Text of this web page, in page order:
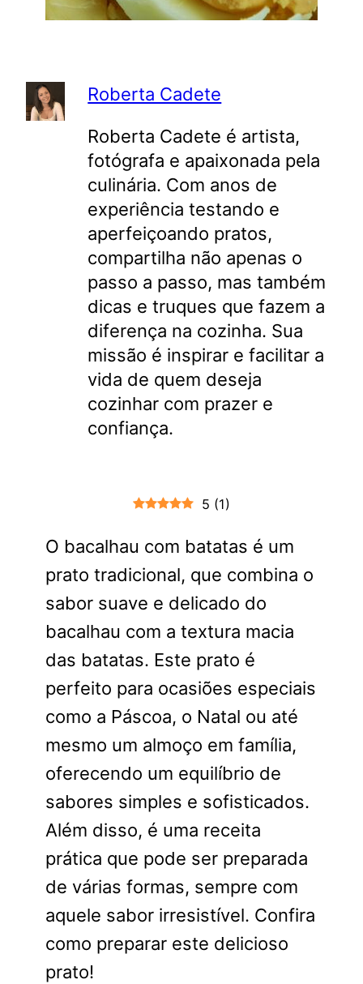
Roberta Cadete
Roberta Cadete é artista,
fotógrafa e apaixonada pela
culinária. Com anos de
experiência testando e
aperfeiçoando pratos,
compartilha não apenas o
passo a passo, mas também
dicas e truques que fazem a
diferença na cozinha. Sua
missão é inspirar e facilitar a
vida de quem deseja
cozinhar com prazer e
confiança.
5 (1)
O bacalhau com batatas é um
prato tradicional, que combina o
sabor suave e delicado do
bacalhau com a textura macia
das batatas. Este prato é
perfeito para ocasiões especiais
como a Páscoa, o Natal ou até
mesmo um almoço em família,
oferecendo um equilíbrio de
sabores simples e sofisticados.
Além disso, é uma receita
prática que pode ser preparada
de várias formas, sempre com
aquele sabor irresistível. Confira
como preparar este delicioso
prato!